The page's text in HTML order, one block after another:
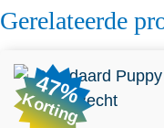
Gerelateerde
47%
Korting